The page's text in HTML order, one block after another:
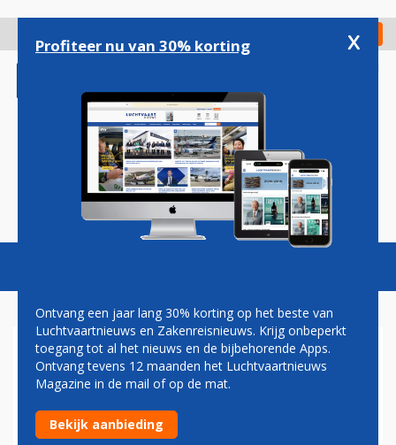
gaan
Check in
Magazine Podcasts Vacatures
MAURO ORETTI
SkyTeam wil digitale koppositie verder versterken
17-09-2018 - 08:32
Profiteer nu van 30% korting x
Ontvang een jaar lang 30% korting op het beste van
Luchtvaartnieuws en Zakenreisnieuws. Krijg onbeperkt
toegang tot al het nieuws en de bijbehorende Apps.
Ontvang tevens 12 maanden het Luchtvaartnieuws
Magazine in de mail of op de mat.
Bekijk aanbieding